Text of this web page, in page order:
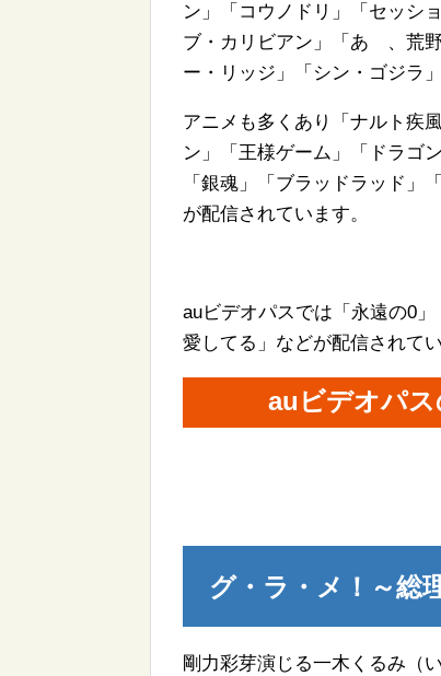
ン」「コウノドリ」「セッシ
ブ・カリビアン」「あゝ、荒
ー・リッジ」「シン・ゴジラ
アニメも多くあり「ナルト疾
ン」「王様ゲーム」「ドラゴ
「銀魂」「ブラッドラッド」
が配信されています。
auビデオパスでは「永遠の0
愛してる」などが配信されてい
auビデオパ
グ・ラ・メ！～総
剛力彩芽演じる一木くるみ（